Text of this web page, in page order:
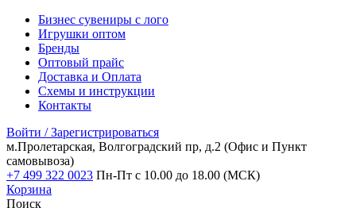
Бизнес сувениры с лого
Игрушки оптом
Бренды
Оптовый прайс
Доставка и Оплата
Схемы и инструкции
Контакты
Войти / Зарегистрироваться
м.Пролетарская, Волгоградский пр, д.2 (Офис и Пункт
самовывоза)
+7 499 322 0023 Пн-Пт с 10.00 до 18.00 (МСК)
Корзина
Поиск